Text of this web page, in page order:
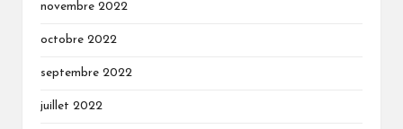
novembre 2022
octobre 2022
septembre 2022
juillet 2022